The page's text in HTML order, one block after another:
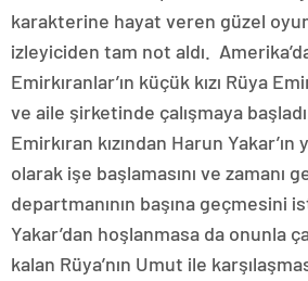
karakterine hayat veren güzel
izleyiciden tam not aldı.
Emirkıranlar’ın küçük kızı Rüya
ve aile şirketinde çalışmaya
Emirkıran kızından Harun Yakar’ın
olarak işe başlamasını ve zamanı
departmanının başına geçmesini
Yakar’dan hoşlanmasa da onunla
kalan Rüya’nın Umut ile